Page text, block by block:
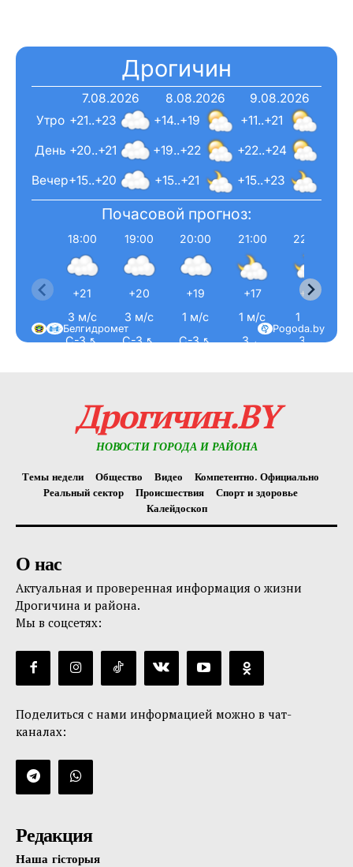
Дрогичин
7.08.2026
+21..+23
+20..+21
+15..+20
8.08.2026
+14..+19
+19..+22
+15..+21
9.08.2026
+11..+21
+22..+24
+15..+23
Вечер
День
Утро
Почасовой прогноз:
18:00
+21
3 м/с
С-З ↖
19:00
+20
3 м/с
С-З ↖
20:00
+19
1 м/с
С-З ↖
21:00
+17
1 м/с
З ←
22:00
+16
1 м/с
З ←
Pogoda.by
Белгидромет
Дрогичин.BY
НОВОСТИ ГОРОДА И РАЙОНА
Темы недели Общество Видео
Компетентно. Официально
Реальный сектор
Происшествия
Спорт и здоровье
Калейдоскоп
О нас
Актуальная и проверенная информация о жизни
Дрогичина и района.
Мы в соцсетях:
Поделиться с нами информацией можно в чат-
каналах:
Редакция
Наша гісторыя